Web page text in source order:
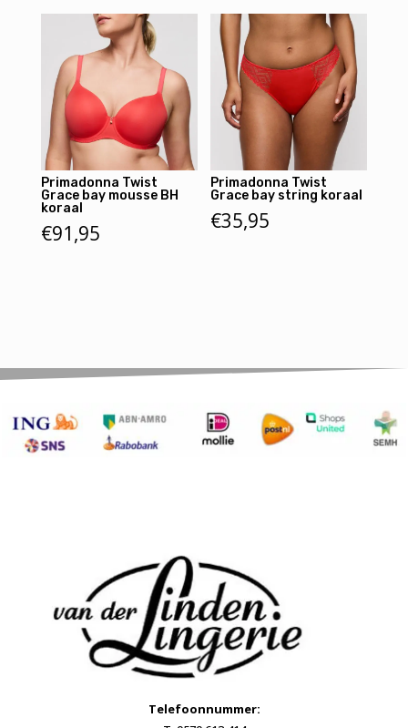
Primadonna Twist
Grace bay mousse BH
koraal
€91,95
Primadonna Twist
Grace bay string koraal
€35,95
Telefoonnummer: